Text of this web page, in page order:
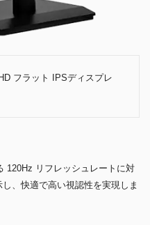
フラット IPSディスプレ
120Hz リフレッシュレートに対
、快適で高い視認性を実現しま